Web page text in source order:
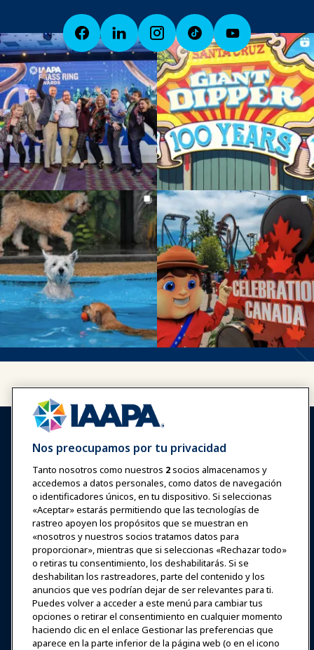
Iniciar sesión Únete ahora
Premios Carreras
Contacto
Expos y Eventos
Noticias y Funworld
Educación
Nos preocupamos por tu privacidad
Tanto nosotros como nuestros 2socios almacenamos y
accedemos a datos personales, como datos de navegación
o identificadores únicos, en tu dispositivo. Si seleccionas
«Aceptar» estarás permitiendo que las tecnologías de
rastreo apoyen los propósitos que se muestran en
«nosotros y nuestros socios tratamos datos para
proporcionar», mientras que si seleccionas «Rechazar todo»
o retiras tu consentimiento, los deshabilitarás. Si se
deshabilitan los rastreadores, parte del contenido y los
anuncios que ves podrían dejar de ser relevantes para ti.
Puedes volver a acceder a este menú para cambiar tus
opciones o retirar el consentimiento en cualquier momento
haciendo clic en el enlace Gestionar las preferencias que
aparece en la parte inferior de la página web (o en el icono